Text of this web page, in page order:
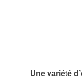
Une variété